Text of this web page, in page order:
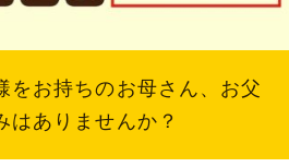
をお持ちのお母さん、お父
はありませんか？